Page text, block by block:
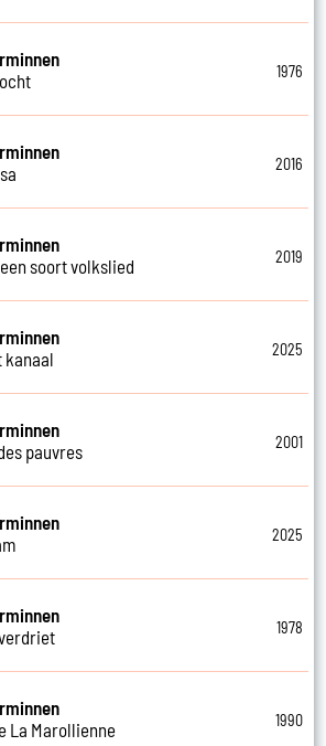
1976
2016
soort volkslied
2019
kanaal
2025
pauvres
2001
2025
1978
La Marollienne
1990